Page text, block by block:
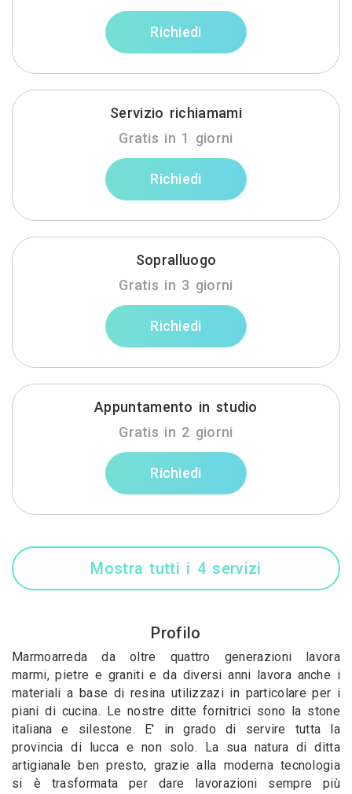
Richiedi
Servizio richiamami
Gratis in 1 giorni
Richiedi
Sopralluogo
Gratis in 3 giorni
Richiedi
Appuntamento in studio
Gratis in 2 giorni
Richiedi
Mostra tutti i 4 servizi
Profilo
Marmoarreda da oltre quattro generazioni lavora
marmi, pietre e graniti e da diversi anni lavora anche i
materiali a base di resina utilizzazi in particolare per i
piani di cucina. Le nostre ditte fornitrici sono la stone
italiana e silestone. E' in grado di servire tutta la
provincia di lucca e non solo. La sua natura di ditta
artigianale ben presto, grazie alla moderna tecnologia
si è trasformata per dare lavorazioni sempre più